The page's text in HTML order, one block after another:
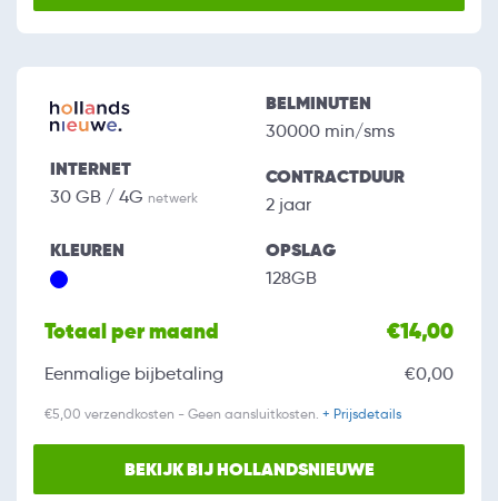
INTERNET
30 GB / 4G netwerk
BELMINUTEN
30000 min/sms
CONTRACTDUUR
2 jaar
KLEUREN OPSLAG
128GB
Totaal per maand €14,00
Eenmalige bijbetaling €0,00
€5,00 verzendkosten - Geen aansluitkosten. + Prijsdetails
BEKIJK BIJ HOLLANDSNIEUWE